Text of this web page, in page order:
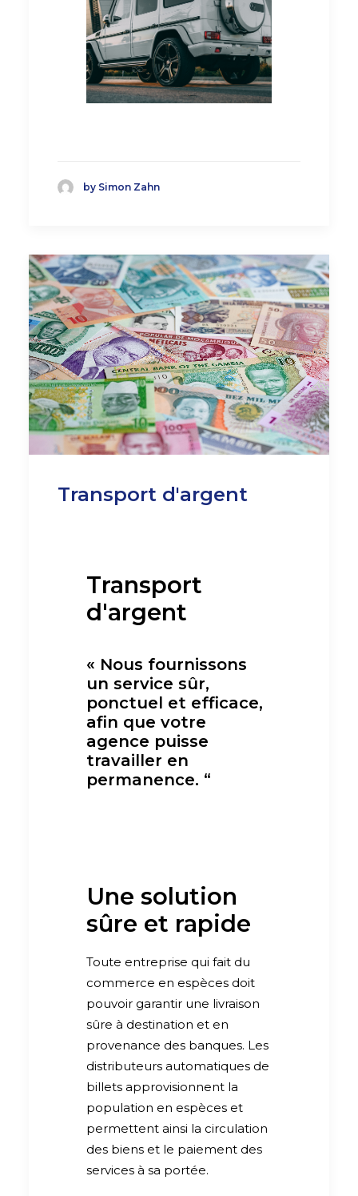
by Simon Zahn
Transport d'argent
Transport
d'argent
« Nous fournissons
un service sûr,
ponctuel et efficace,
afin que votre
agence puisse
travailler en
permanence. “
Une solution
sûre et rapide
Toute entreprise qui fait du
commerce en espèces doit
pouvoir garantir une livraison
sûre à destination et en
provenance des banques. Les
distributeurs automatiques de
billets approvisionnent la
population en espèces et
permettent ainsi la circulation
des biens et le paiement des
services à sa portée.